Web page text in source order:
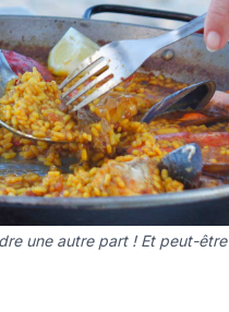
une autre part ! Et peut-être